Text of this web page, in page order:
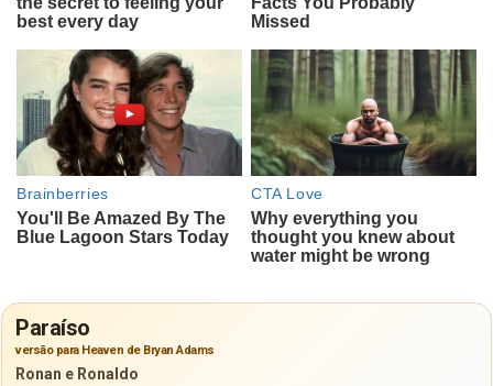
Paraíso
versão para Heaven de Bryan Adams
Ronan e Ronaldo